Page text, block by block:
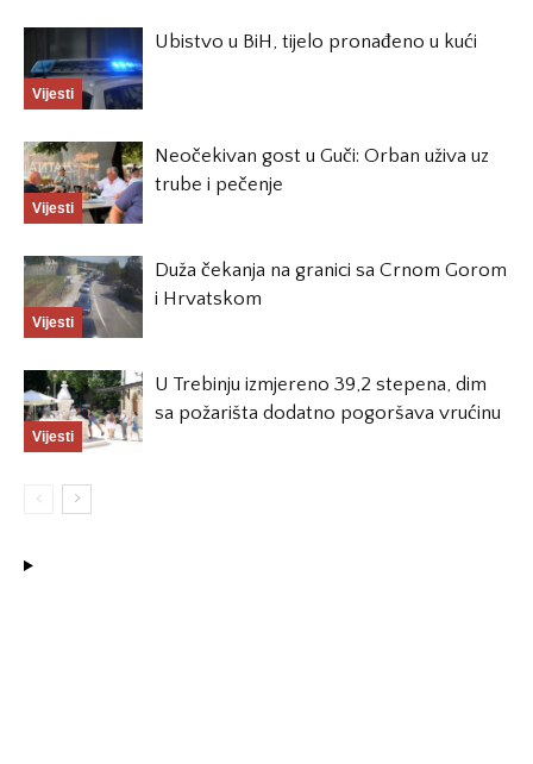
Vijesti
Ubistvo u BiH, tijelo pronađeno u kući
Vijesti
Neočekivan gost u Guči: Orban uživa uz
trube i pečenje
Vijesti
Duža čekanja na granici sa Crnom Gorom
i Hrvatskom
Vijesti
U Trebinju izmjereno 39,2 stepena, dim
sa požarišta dodatno pogoršava vrućinu